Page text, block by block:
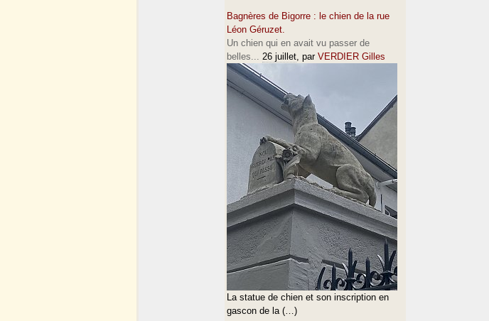
Bagnères de Bigorre : le chien de la rue
Léon Géruzet.
Un chien qui en avait vu passer de
belles... 26 juillet, par VERDIER Gilles
La statue de chien et son inscription en
gascon de la (…)